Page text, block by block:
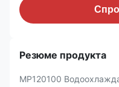
Резюме продукта
MP120100